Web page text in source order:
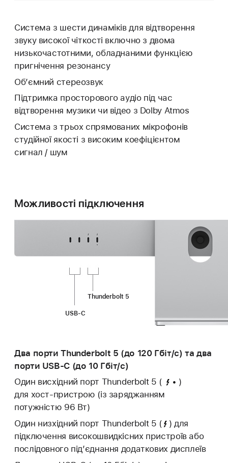
Система з шести динаміків для відтворення
звуку високої чіткості включно з двома
низькочастотними, обладнаними функцією
пригнічення резонансу
Об’ємний стереозвук
Підтримка просторового аудіо під час
відтворення музики чи відео з Dolby Atmos
Система з трьох спрямованих мікрофонів
студійної якості з високим коефіцієнтом
сигнал / шум
Можливості підключення
Два порти Thunderbolt 5 (до 120 Гбіт/с) та два
порти USB‑C (до 10 Гбіт/с)
Один висхідний порт Thunderbolt 5 (
)
для хост-пристрою (із заряджанням
потужністю 96 Вт)
Один низхідний порт Thunderbolt 5 ( ) для
підключення високошвидкісних пристроїв або
послідовного підʼєднання додаткових дисплеїв
USB‑C
Thunderbolt 5